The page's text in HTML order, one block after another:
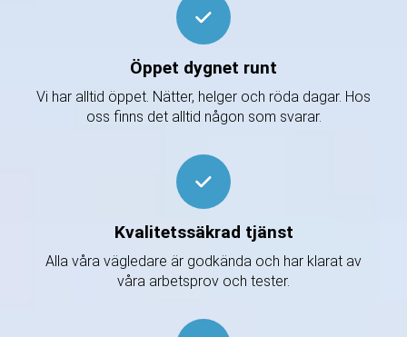
Öppet dygnet runt
Vi har alltid öppet. Nätter, helger och röda dagar. Hos
oss finns det alltid någon som svarar.
Kvalitetssäkrad tjänst
Alla våra vägledare är godkända och har klarat av
våra arbetsprov och tester.